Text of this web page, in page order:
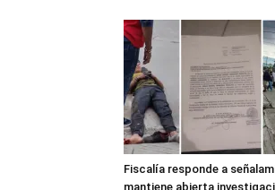
Fiscalía responde a
mantiene abierta